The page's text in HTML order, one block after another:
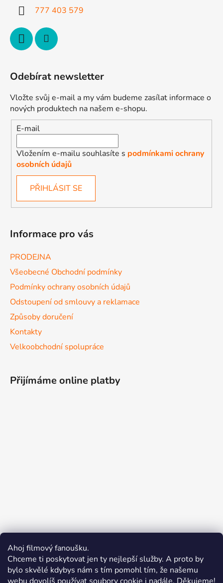
Ahoj filmový fanoušku.
Chceme ti poskytovat jen ty nejlepší služby. A proto by
bylo skvělé kdybys nám s tím pomohl tím, že našemu
777 403 579
Odebírat newsletter
Vložte svůj e-mail a my vám budeme zasílat informace o
nových produktech na našem e-shopu.
E-mail
Vložením e-mailu souhlasíte s podmínkami ochrany
osobních údajů
PŘIHLÁSIT SE
Informace pro vás
PRODEJNA
Všeobecné Obchodní podmínky
Podmínky ochrany osobních údajů
Odstoupení od smlouvy a reklamace
Způsoby doručení
Kontakty
Velkoobchodní spolupráce
Přijímáme online platby